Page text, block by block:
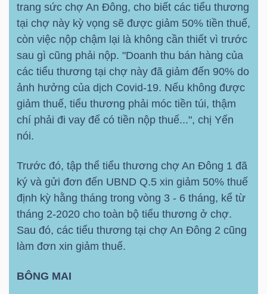
trang sức chợ An Đông, cho biết các tiểu thương
tại chợ này kỳ vọng sẽ được giảm 50% tiền thuế,
còn việc nộp chậm lại là không cần thiết vì trước
sau gì cũng phải nộp. "Doanh thu bán hàng của
các tiểu thương tại chợ này đã giảm đến 90% do
ảnh hưởng của dịch Covid-19. Nếu không được
giảm thuế, tiểu thương phải móc tiền túi, thậm
chí phải đi vay để có tiền nộp thuế...", chị Yến
nói.
Trước đó, tập thể tiểu thương chợ An Đông 1 đã
ký và gửi đơn đến UBND Q.5 xin giảm 50% thuế
định kỳ hằng tháng trong vòng 3 - 6 tháng, kể từ
tháng 2-2020 cho toàn bộ tiểu thương ở chợ.
Sau đó, các tiểu thương tại chợ An Đông 2 cũng
làm đơn xin giảm thuế.
BÔNG MAI